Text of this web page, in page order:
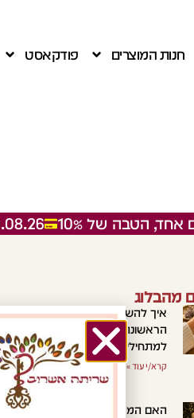
חנות המוצרים פודקאסט
הטבה של 10% 19.08.26 קורס בוקר
מהבלוג
איך להשתמש במטוטלת בפעם
הראשונה? מדריך מעשי
למתחילים
קרא/י עוד »
האם המטוטלת באמת עובדת?